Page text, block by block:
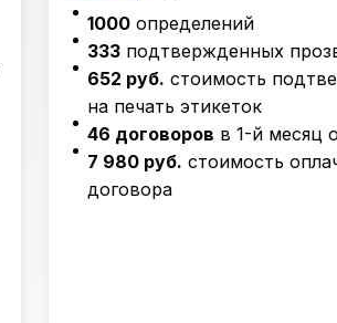
1000определений
333подтвержденных
652 руб. стоимость
на печать этикеток
46 договоров в 1-й месяц
7 980 руб. стоимость
договора